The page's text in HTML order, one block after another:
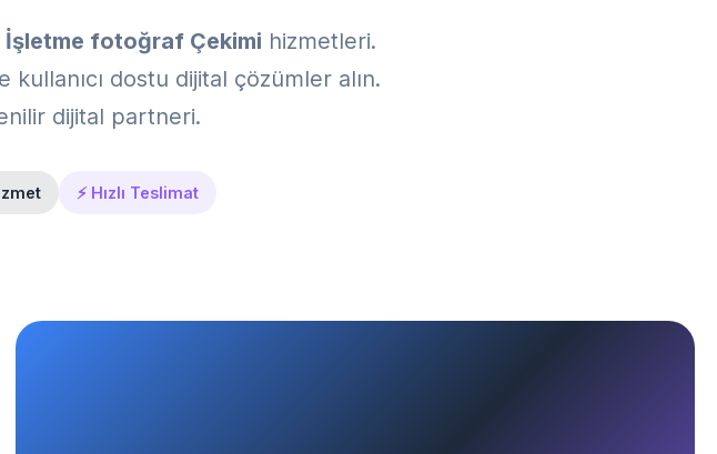
İşletme fotoğraf Çekimi hizmetleri.
dostu dijital çözümler alın.
dijital partneri.
⚡ Hızlı Teslimat